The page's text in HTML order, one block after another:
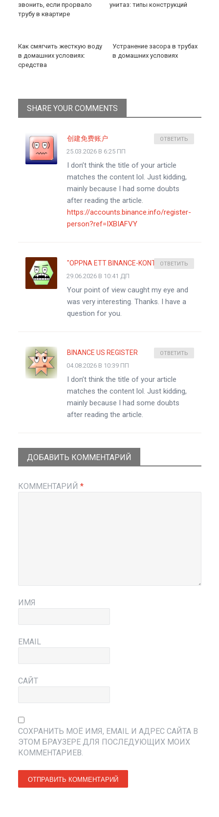
звонить, если прорвало
трубу в квартире
унитаз: типы конструкций
Как смягчить жесткую воду
в домашних условиях:
средства
Устранение засора в трубах
в домашних условиях
SHARE YOUR COMMENTS
创建免费账户
25.03.2026 В 6:25 ПП
I don’t think the title of your article
matches the content lol. Just kidding,
mainly because I had some doubts
after reading the article.
https://accounts.binance.info/register-
person?ref=IXBIAFVY
ОТВЕТИТЬ
"OPPNA ETT BINANCE-KONTO
29.06.2026 В 10:41 ДП
Your point of view caught my eye and
was very interesting. Thanks. I have a
question for you.
ОТВЕТИТЬ
BINANCE US REGISTER
04.08.2026 В 10:39 ПП
I don’t think the title of your article
matches the content lol. Just kidding,
mainly because I had some doubts
after reading the article.
ОТВЕТИТЬ
ДОБАВИТЬ КОММЕНТАРИЙ
КОММЕНТАРИЙ*
ИМЯ
EMAIL
САЙТ
СОХРАНИТЬ МОЁ ИМЯ, EMAIL И АДРЕС САЙТА В
ЭТОМ БРАУЗЕРЕ ДЛЯ ПОСЛЕДУЮЩИХ МОИХ
КОММЕНТАРИЕВ.